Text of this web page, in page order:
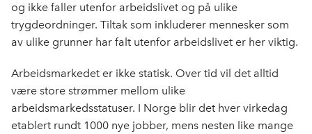
og ikke faller utenfor arbeidslivet og på ulike
trygdeordninger. Tiltak som inkluderer mennesker som
av ulike grunner har falt utenfor arbeidslivet er her viktig.
Arbeidsmarkedet er ikke statisk. Over tid vil det alltid
være store strømmer mellom ulike
arbeidsmarkedsstatuser. I Norge blir det hver virkedag
etablert rundt 1000 nye jobber, mens nesten like mange